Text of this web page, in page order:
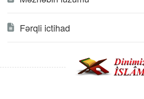
Fərqli ictihad